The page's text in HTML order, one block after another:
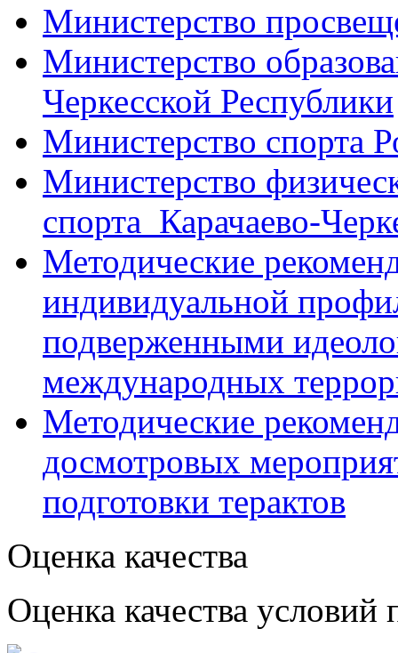
Министерство
Министерство
Черкесской Республики
Министерство спорта
Министерство
спорта Карачаево-
Методические
индивидуальной
подверженными
международных
Методические
досмотровых
подготовки терактов
Оценка качества
Оценка качества условий